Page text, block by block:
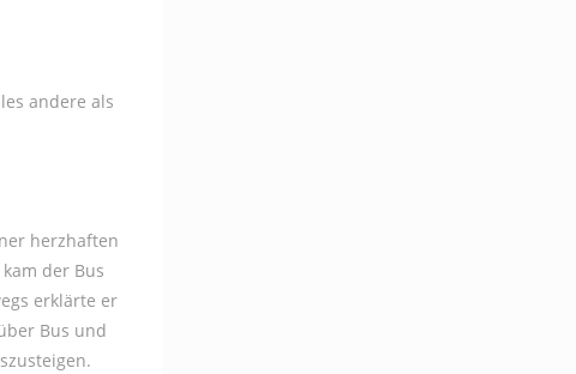
andere als
herzhaften
der Bus
erklärte er
Bus und